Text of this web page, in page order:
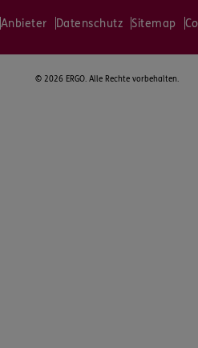
Anbieter Datenschutz Sitemap
© 2026 ERGO. Alle Rechte vorbehalten.